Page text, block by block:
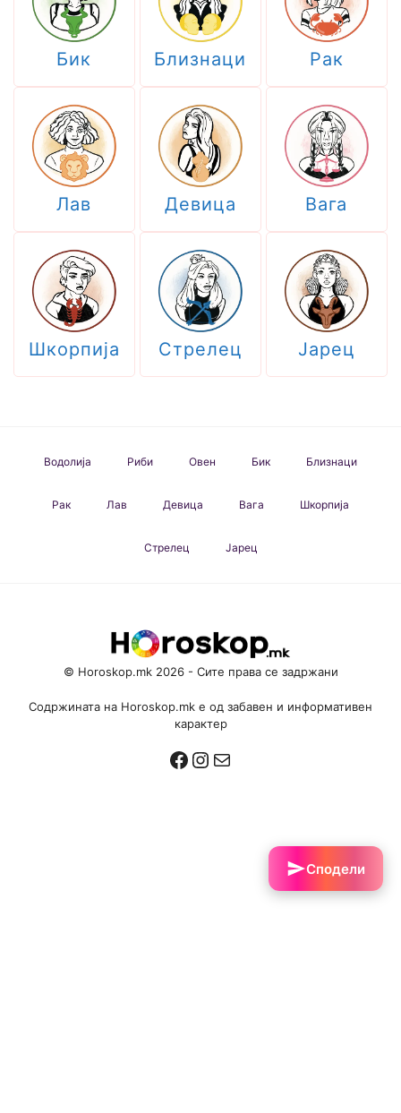
Бик Близнаци Рак
Лав Девица Вага
Шкорпија Стрелец Јарец
Водолија Риби Овен Бик Близнаци
Рак Лав Девица Вага Шкорпија
Стрелец Јарец
© Horoskop.mk 2026 - Сите права се задржани
Содржината на Horoskop.mk е од забавен и информативен
карактер
Facebook
Instagram
Mail
Сподели